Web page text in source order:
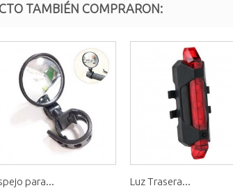
TAMBIÉN COMPRARON:
para... Luz Trasera...